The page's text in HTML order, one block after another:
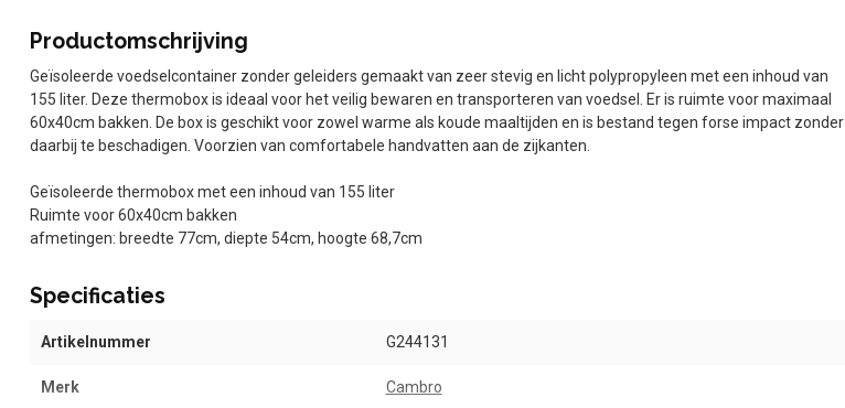
Productomschrijving
Geïsoleerde voedselcontainer zonder geleiders gemaakt van zeer stevig en licht polypropyleen met een inhoud van
155 liter. Deze thermobox is ideaal voor het veilig bewaren en transporteren van voedsel. Er is ruimte voor maximaal
60x40cm bakken. De box is geschikt voor zowel warme als koude maaltijden en is bestand tegen forse impact zonder
daarbij te beschadigen. Voorzien van comfortabele handvatten aan de zijkanten.
Geïsoleerde thermobox met een inhoud van 155 liter
Ruimte voor 60x40cm bakken
afmetingen: breedte 77cm, diepte 54cm, hoogte 68,7cm
Specificaties
Artikelnummer G244131
Merk Cambro